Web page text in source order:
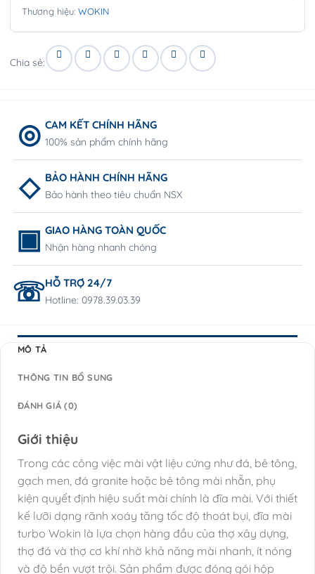
Thương hiệu: WOKIN
Chia sẻ:
CAM KẾT CHÍNH HÃNG
100% sản phẩm chính hãng
BẢO HÀNH CHÍNH HÃNG
Bảo hành theo tiêu chuẩn NSX
GIAO HÀNG TOÀN QUỐC
Nhận hàng nhanh chóng
HỖ TRỢ 24/7
Hotline: 0978.39.03.39
MÔ TẢ
THÔNG TIN BỔ SUNG
ĐÁNH GIÁ (0)
Giới thiệu
Trong các công việc mài vật liệu cứng như đá, bê tông,
gạch men, đá granite hoặc bê tông mài nhẵn, phụ
kiện quyết định hiệu suất mài chính là đĩa mài. Với thiết
kế lưỡi dạng rãnh xoáy tăng tốc độ thoát bụi, đĩa mài
turbo Wokin là lựa chọn hàng đầu của thợ xây dựng,
thợ đá và thợ cơ khí nhờ khả năng mài nhanh, ít nóng
và độ bền vượt trội. Sản phẩm được đóng gói hộp